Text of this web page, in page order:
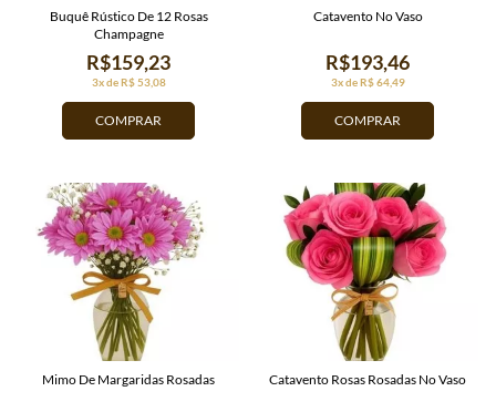
COMPRAR
3x de R$ 53,08
R$159,23
Buquê Rústico De 12 Rosas
Champagne
COMPRAR
3x de R$ 64,49
R$193,46
Catavento No Vaso
Mimo De Margaridas Rosadas Catavento Rosas Rosadas No Vaso